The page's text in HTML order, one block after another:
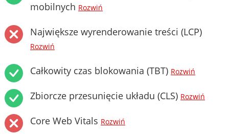
mobilnych Rozwiń
Największe wyrenderowanie treści (LCP)
Rozwiń
Całkowity czas blokowania (TBT) Rozwiń
Zbiorcze przesunięcie układu (CLS) Rozwiń
Core Web Vitals Rozwiń